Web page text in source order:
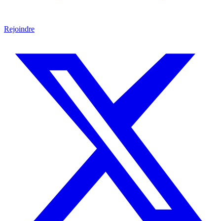
Rejoindre